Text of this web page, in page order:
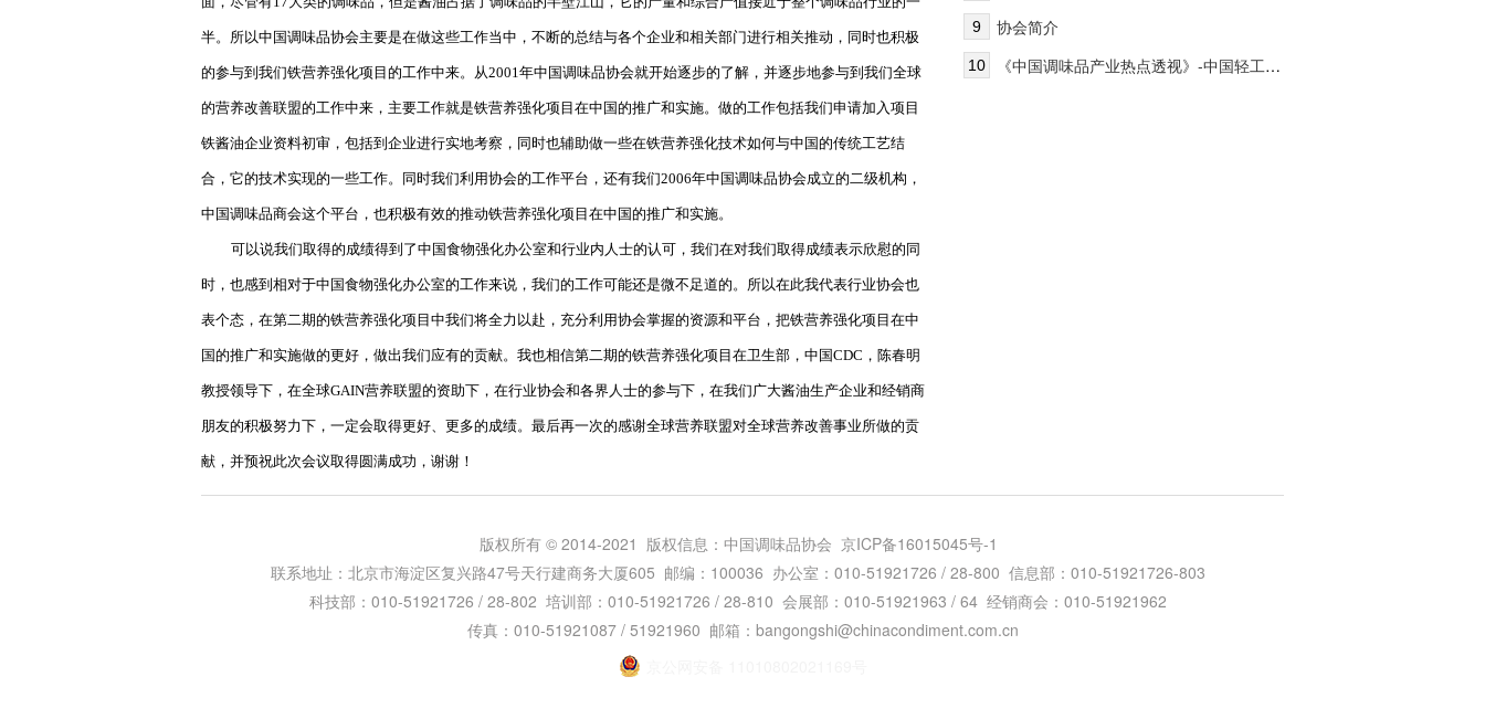
半。所以中国调味品协会主要是在做这些工作当中，不断的总结与各个企业和相关部门进行相关推动，同时也积极
的参与到我们铁营养强化项目的工作中来。从2001年中国调味品协会就开始逐步的了解，并逐步地参与到我们全球
的营养改善联盟的工作中来，主要工作就是铁营养强化项目在中国的推广和实施。做的工作包括我们申请加入项目
铁酱油企业资料初审，包括到企业进行实地考察，同时也辅助做一些在铁营养强化技术如何与中国的传统工艺结
合，它的技术实现的一些工作。同时我们利用协会的工作平台，还有我们2006年中国调味品协会成立的二级机构，
中国调味品商会这个平台，也积极有效的推动铁营养强化项目在中国的推广和实施。
可以说我们取得的成绩得到了中国食物强化办公室和行业内人士的认可，我们在对我们取得成绩表示欣慰的同
时，也感到相对于中国食物强化办公室的工作来说，我们的工作可能还是微不足道的。所以在此我代表行业协会也
表个态，在第二期的铁营养强化项目中我们将全力以赴，充分利用协会掌握的资源和平台，把铁营养强化项目在中
国的推广和实施做的更好，做出我们应有的贡献。我也相信第二期的铁营养强化项目在卫生部，中国CDC ，陈春明
教授领导下，在全球GAIN营养联盟的资助下，在行业协会和各界人士的参与下，在我们广大酱油生产企业和经销商
朋友的积极努力下，一定会取得更好、更多的成绩。最后再一次的感谢全球营养联盟对全球营养改善事业所做的贡
献，并预祝此次会议取得圆满成功，谢谢！
9 协会简介
10 《中国调味品产业热点透视》-中国轻工业出版社
版权所有 © 2014-2021 版权信息：中国调味品协会 京ICP备16015045号-1
联系地址：北京市海淀区复兴路47号天行建商务大厦605 邮编：100036 办公室：010-51921726 / 28-800 信息部：010-51921726-803
科技部：010-51921726 / 28-802 培训部：010-51921726 / 28-810 会展部：010-51921963 / 64 经销商会：010-51921962
传真：010-51921087 / 51921960 邮箱：bangongshi@chinacondiment.com.cn